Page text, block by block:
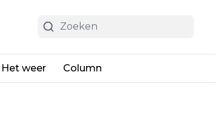
Het weer Column